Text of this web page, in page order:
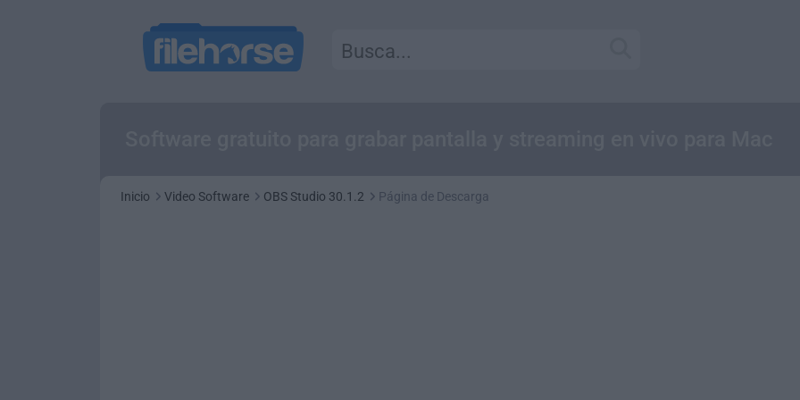
Inicio Video Software OBS Studio 30.1.2 Página de Descarga